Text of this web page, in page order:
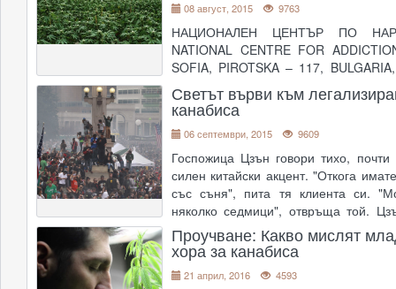
08 август, 2015 9763
НАЦИОНАЛЕН ЦЕНТЪР ПО
NATIONAL CENTRE FOR
SOFIA, PIROTSKA – 117,
831 90 15;8 32 61 36; fax:8 32 10
ncn@ncn-bg.orgСТАНОВИЩЕ
Необходимостта и терапевтичното
употребата на марихуана и нейни
медицински цели През послед....
Светът върви към
канабиса
06 септември, 2015 9609
Госпожица Цзън говори тихо,
силен китайски акцент. "Откога
със съня", пита тя клиента си.
няколко седмици", отвръща той.
знае дали канабисът му е
"Определено", е неговият отговор.
Проучване: Какво мислят
хора за канабиса
21 април, 2016 4593